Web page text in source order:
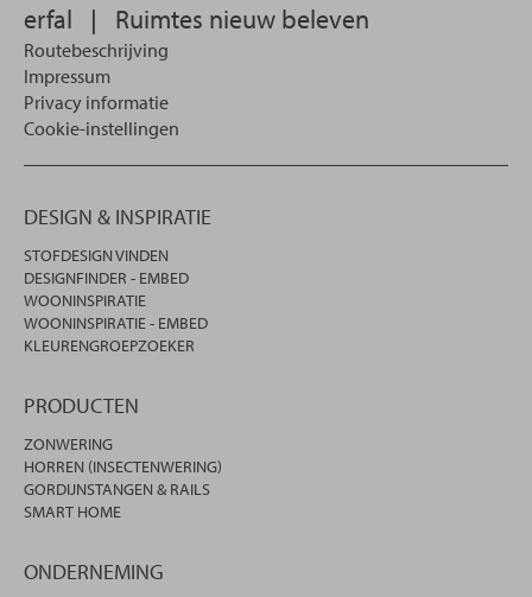
erfal | Ruimtes nieuw beleven
Routebeschrijving
Impressum
Privacy informatie
Cookie-instellingen
DESIGN & INSPIRATIE
STOFDESIGN VINDEN
DESIGNFINDER - EMBED
WOONINSPIRATIE
WOONINSPIRATIE - EMBED
KLEURENGROEPZOEKER
PRODUCTEN
ZONWERING
HORREN (INSECTENWERING)
GORDIJNSTANGEN & RAILS
SMART HOME
ONDERNEMING